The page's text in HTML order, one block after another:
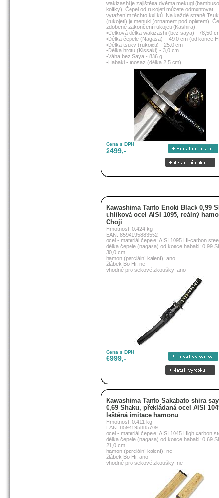
wakizashi je zajištěna dvěma mekugi
kolíky). Čepel od rukojeti můžete odmontovat
vytažením těchto kolíků. Na každé straně
(rukojeti) je menuki (ornament pod opletem).
zdobené zakončení rukojeti (Kashira).
•Celková délka wakizashi (bez saya) - 78,50
•Délka čepele (Nagasa) – 49,0 cm (od konce
•Délka tsuky (rukojeti) - 25,0 cm
•Délka hrotu (Kissaki) - 3,0 cm
•Váha bez Saya - 836 g
•Habaki - mosaz (délka 2,5 cm)
Cena s DPH
2499,-
Kawashima Tanto Enoki Black 0,99
uhlíková ocel AISI 1095, reálný
Choji
Hmotnost: 0.424 kg
EAN: 8594195883552
ocel - materiál čepele: AISI 1095 Hi-carbon steel
délka čepele (nagasa) od konce habaki: 0,99
30,0 cm
hamon (parciální kalení): ano
žlábek Bo-Hi: ne
vhodné pro sekové zkoušky: ano
Cena s DPH
6999,-
Kawashima Tanto Sakabato shira
0,69 Shaku, překládaná ocel AISI
leštěná imitace hamonu
Hmotnost: 0.411 kg
EAN: 8594195885709
ocel - materiál čepele: AISI 1045 High carbon
délka čepele (nagasa) od konce habaki: 0,69
21,0 cm
hamon (parciální kalení): ne
žlábek Bo-Hi: ano
vhodné pro sekové zkoušky: ne